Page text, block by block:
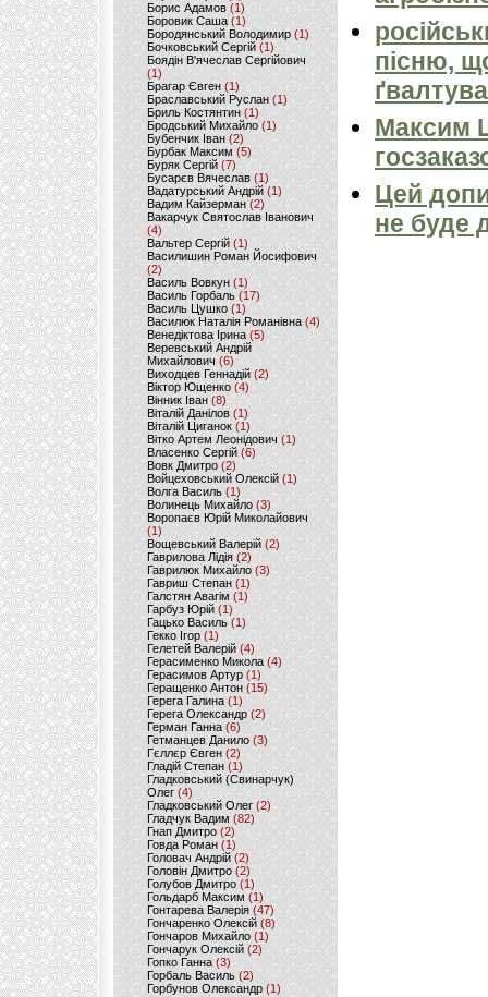
Борис Адамов(1)
Боровик Саша (1)
Бородянський Володимир (1)
Бочковський Сергій (1)
Боядін В'ячеслав Сергійович
(1)
Брагар Євген (1)
Браславський Руслан (1)
Бриль Костянтин (1)
Бродський Михайло (1)
Бубенчик Іван(2)
Бурбак Максим (5)
Буряк Сергій (7)
Бусарєв Вячеслав (1)
Вадатурський Андрій (1)
Вадим Кайзерман (2)
Вакарчук Святослав Іванович
(4)
Вальтер Сергій (1)
Василишин Роман Йосифович
(2)
Василь Вовкун (1)
Василь Горбаль (17)
Василь Цушко (1)
Василюк Наталія Романівна (4)
Венедіктова Ірина(5)
Веревський Андрій
Михайлович (6)
Виходцев Геннадій (2)
Віктор Ющенко (4)
Вінник Іван (8)
Віталій Данілов (1)
Віталій Циганок (1)
Вітко Артем Леонідович(1)
Власенко Сергій (6)
Вовк Дмитро(2)
Войцеховський Олексій(1)
Волга Василь (1)
Волинець Михайло (3)
Воропаєв Юрій Миколайович
(1)
Вощевський Валерій(2)
Гаврилова Лідія (2)
Гаврилюк Михайло (3)
Гавриш Степан (1)
Галстян Авагім (1)
Гарбуз Юрій (1)
Гацько Василь (1)
Гекко Ігор(1)
Гелетей Валерій (4)
Герасименко Микола (4)
Герасимов Артур (1)
Геращенко Антон(15)
Герега Галина (1)
Герега Олександр (2)
Герман Ганна (6)
Гетманцев Данило (3)
Гєллєр Євген (2)
Гладій Степан(1)
Гладковський (Свинарчук)
Олег (4)
Гладковський Олег (2)
Гладчук Вадим (82)
Гнап Дмитро (2)
Говда Роман(1)
Головач Андрій (2)
Головін Дмитро (2)
Голубов Дмитро (1)
Гольдарб Максим(1)
Гонтарева Валерія (47)
Гончаренко Олексій(8)
Гончаров Михайло (1)
Гончарук Олексій (2)
Гопко Ганна (3)
Горбаль Василь (2)
Горбунов Олександр (1)
пісню,
Максим
Цей
не буде